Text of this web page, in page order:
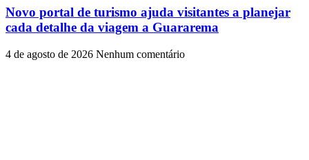
Novo portal de turismo ajuda visitantes a planejar
cada detalhe da viagem a Guararema
4 de agosto de 2026 Nenhum comentário